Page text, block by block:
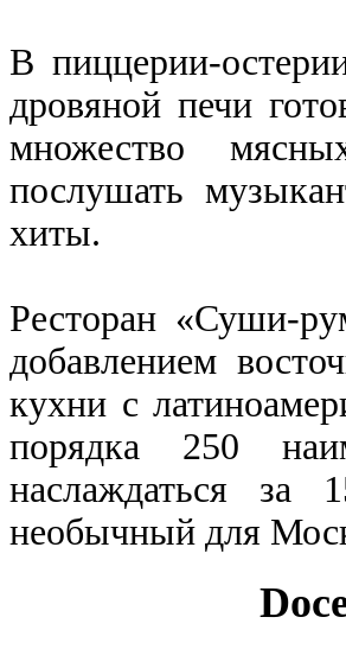
В пиццерии-
дровяной печи
множество
послушать
хиты.
Ресторан «Суши-
добавлением
кухни с
порядка 250
наслаждаться за
необычный для